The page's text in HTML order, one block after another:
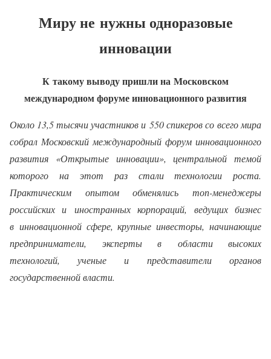
Миру не нужны одноразовые
инновации
К такому выводу пришли на Московском
международном форуме инновационного развития
Около 13,5 тысячи участников и 550 спикеров со всего мира
собрал Московский международный форум инновационного
развития «Открытые инновации», центральной темой
которого на этот раз стали технологии роста.
Практическим опытом обменялись топ-менеджеры
российских и иностранных корпораций, ведущих бизнес
в инновационной сфере, крупные инвесторы, начинающие
предприниматели, эксперты в области высоких
технологий, ученые и представители органов
государственной власти.